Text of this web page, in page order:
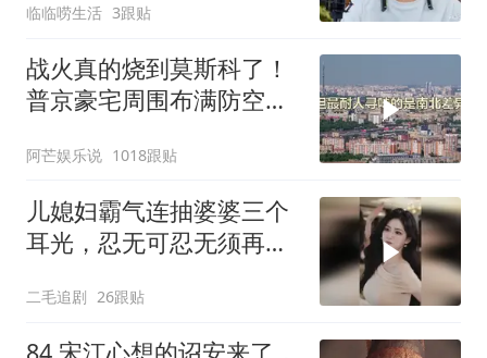
临临唠生活 3跟贴
战火真的烧到莫斯科了！
普京豪宅周围布满防空
阿芒娱乐说 1018跟贴
儿媳妇霸气连抽婆婆三个
耳光，忍无可忍无须再
二毛追剧 26跟贴